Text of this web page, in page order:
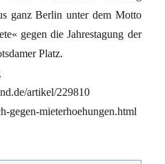
ganz Berlin unter dem Motto
gegen die Jahrestagung der
Platz.
artikel/229810
gegen-mieterhoehungen.html